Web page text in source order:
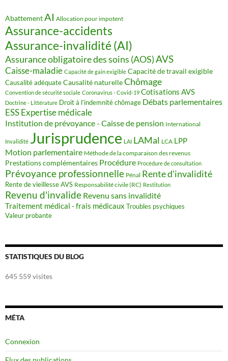
AbattementAI Allocation pour impotent
Assurance-accidents
Assurance-invalidité (AI)
Assurance obligatoire des soins (AOS)AVS
Caisse-maladie Capacité de gain exigible Capacité de travail exigible
Causalité adéquate Causalité naturelleChômage
Convention de sécurité sociale Coronavirus - Covid-19 Cotisations AVS
Doctrine - Littérature Droit à l’indemnité chômage Débats parlementaires
ESSExpertise médicale
Institution de prévoyance - Caisse de pension International
Invalidité Jurisprudence LAI LAMal LCA LPP
Motion parlementaire Méthode de la comparaison des revenus
Prestations complémentaires Procédure Procédure de consultation
Prévoyance professionnelle Pénal Rente d'invalidité
Rente de vieillesse AVS Responsabilité civile (RC) Restitution
Revenu d'invalide Revenu sans invalidité
Traitement médical - frais médicaux Troubles psychiques
Valeur probante
STATISTIQUES DU BLOG
645 559 visites
MÉTA
Connexion